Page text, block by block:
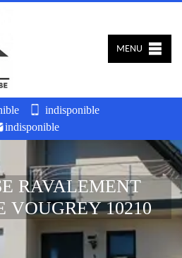
indisponible
indisponible
MENU
RAVALEMENT
VOUGREY 10210